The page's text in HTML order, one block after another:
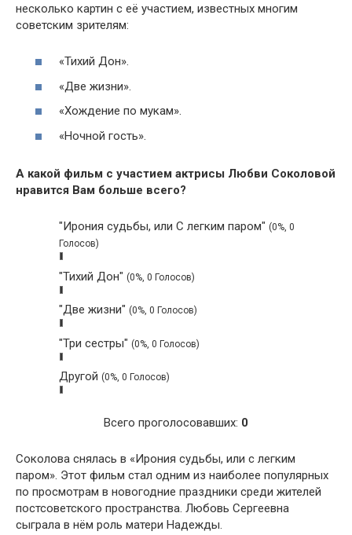
несколько картин с её участием, известных многим
советским зрителям:
«Тихий Дон».
«Две жизни».
«Хождение по мукам».
«Ночной гость».
А какой фильм с участием актрисы Любви Соколовой
нравится Вам больше всего?
"Ирония судьбы, или С легким паром" (0%, 0
Голосов)
"Тихий Дон" (0%, 0 Голосов)
"Две жизни" (0%, 0 Голосов)
"Три сестры" (0%, 0 Голосов)
Другой (0%, 0 Голосов)
Всего проголосовавших: 0
Соколова снялась в «Ирония судьбы, или с легким
паром». Этот фильм стал одним из наиболее популярных
по просмотрам в новогодние праздники среди жителей
постсоветского пространства. Любовь Сергеевна
сыграла в нём роль матери Надежды.